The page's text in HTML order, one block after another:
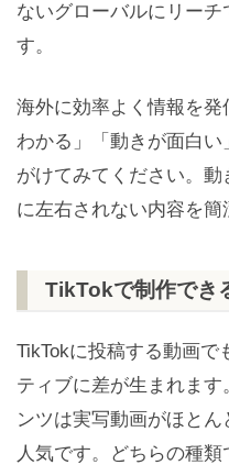
ないグローバルにリー
す。
海外に効率よく情報を
わかる」「動きが面白
がけてみてください。
に左右されない内容を簡
TikTokで制作でき
TikTokに投稿する動画で
ティブに差が生まれま
ンツは実写動画がほと
人気です。どちらの種